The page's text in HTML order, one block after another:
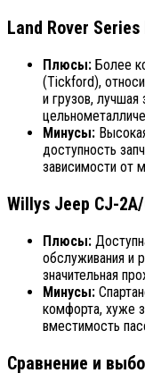
Land Rover
Плюсы: Более
(Tickford),
и грузов,
Минусы:
доступность
зависимости от
Willys Jeep CJ-
Плюсы:
обслуживания и
значительная
Минусы:
комфорта, хуже
вместимость
Сравнение и